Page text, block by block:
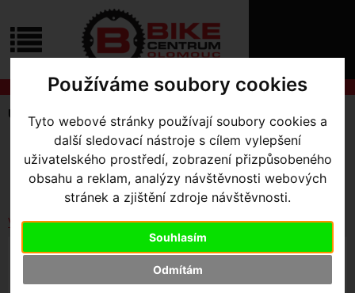
Používáme soubory cookies
Tyto webové stránky používají soubory cookies a
další sledovací nástroje s cílem vylepšení
uživatelského prostředí, zobrazení přizpůsobeného
obsahu a reklam, analýzy návštěvnosti webových
stránek a zjištění zdroje návštěvnosti.
Souhlasím
Odmítám
O
NÁSO
NÁKUPU
SLUŽBY
ZTRATILI
Úvodní strana Komponenty Rohy
SKLADEM V OLOMOUCI
Seřadit podle:
Ceny
Názvu Data
Vybrat dle výrobce
GRIPY ERGO MAX1 X2 S ROHY ČERNÉ